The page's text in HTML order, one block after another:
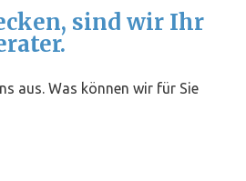
sind wir Ihr
aus. Was können wir für Sie